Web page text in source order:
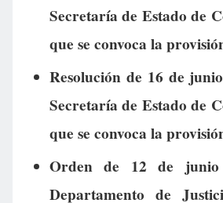
Secretaría de Estado de
que se convoca la
Resolución de 16 de
Secretaría de Estado de
que se convoca la
Orden de 12 de
Departamento de